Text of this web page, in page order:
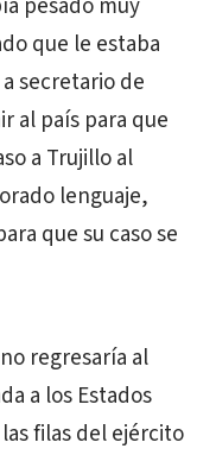
pesado muy
que le estaba
secretario de
al país para que
a Trujillo al
lenguaje,
que su caso se
regresaría al
a los Estados
filas del ejército